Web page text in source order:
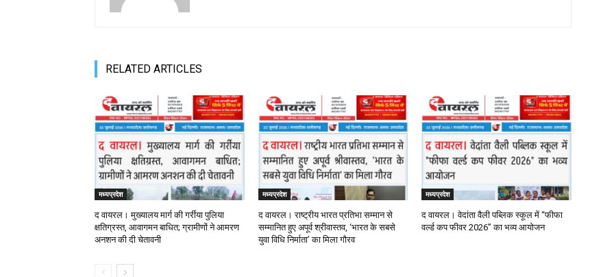
RELATED ARTICLES
मध्यप्रदेश
द वायरल। मुख्यालय मार्ग की गर्रीया पुलिया
क्षतिग्रस्त, आवागमन बाधित; ग्रामीणों ने आमरण
अनशन की दी चेतावनी
मध्यप्रदेश
द वायरल। राष्ट्रीय भारत प्रतिभा सम्मान से
सम्मानित हुए अपूर्व श्रीवास्तव, ‘भारत के सबसे
युवा विधि निर्माता’ का मिला गौरव
मध्यप्रदेश
द वायरल। वेदांता वैली पब्लिक स्कूल में “फीफा
वर्ल्ड कप फीवर 2026” का भव्य आयोजन